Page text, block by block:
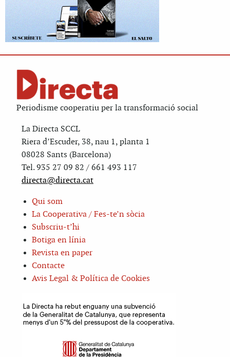
Periodisme cooperatiu per la transformació social
La Directa SCCL
Riera d’Escuder, 38, nau 1, planta 1
08028 Sants (Barcelona)
Tel. 935 27 09 82 / 661 493 117
directa@directa.cat
Qui som
La Cooperativa / Fes-te’n sòcia
Subscriu-t’hi
Botiga en línia
Revista en paper
Contacte
Avis Legal & Política de Cookies